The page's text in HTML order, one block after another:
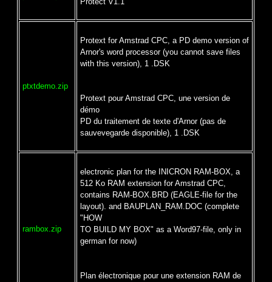
ptxtdemo.zip
Protext for Amstrad CPC, a PD demo version of
Arnor's word processor (you cannot save files
with this version), 1 .DSK
Protext pour Amstrad CPC, une version de
démo
PD du traitement de texte d'Arnor (pas de
sauvevegarde disponible), 1 .DSK
rambox.zip
electronic plan for the INICRON RAM-BOX, a
512 Ko RAM extension for Amstrad CPC,
contains RAM-BOX.BRD (EAGLE-file for the
layout). and BAUPLAN_RAM.DOC (complete
"HOW
TO BUILD MY BOX" as a Word97-file, only in
german for now)
Plan électronique pour une extension RAM de